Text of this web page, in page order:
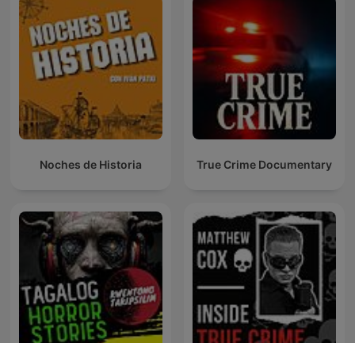
Noches de Historia True Crime Documentary